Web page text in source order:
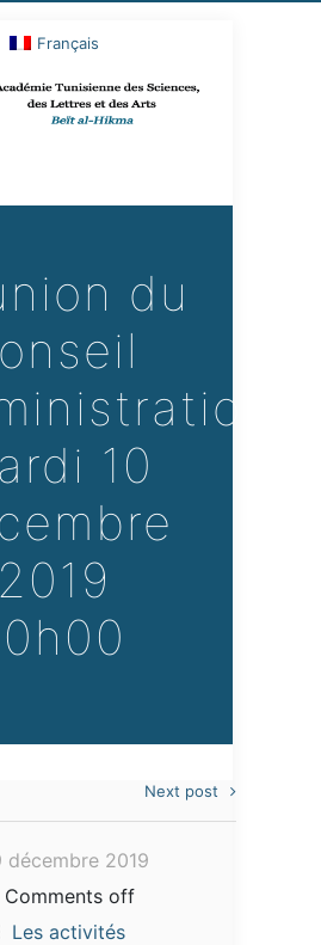
Français
du
10
2019
Next post
décembre 2019
Comments off
Les activités